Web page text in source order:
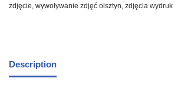
zdjęcie, wywoływanie zdjęć olsztyn, zdjęcia wydruk
Description